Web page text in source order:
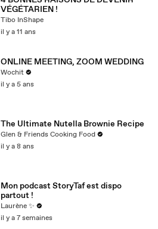
VÉGÉTARIEN !
Tibo InShape
il y a 11 ans
ONLINE MEETING, ZOOM WEDDING
Wochit
il y a 5 ans
The Ultimate Nutella Brownie Recipe
Glen & Friends Cooking Food
il y a 8 ans
Mon podcast StoryTaf est dispo
partout !
Laurène ✨
il y a 7 semaines